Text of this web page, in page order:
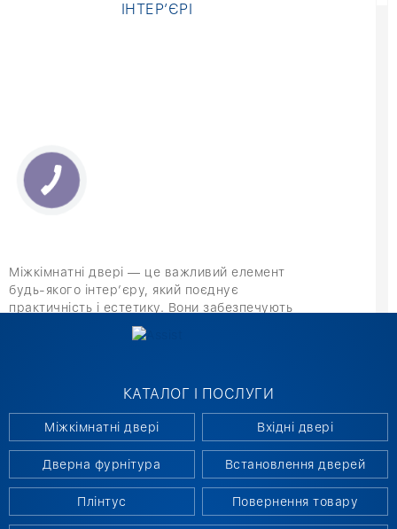
ІНТЕР’ЄРІ
Міжкімнатні двері — це важливий елемент
будь-якого інтер’єру, який поєднує
практичність і естетику. Вони забезпечують
комфорт, зонують простір і підкреслюють
індивідуальний стиль приміщення. Сучасні
дозволяє підібрати ідеальний варіант для
будь-якого будинку чи офісу. Правильно
обрана конструкція допомагає створити
затишок, зберегти тепло й зробити оселю
максимально комфортною.
МІЖКІМНАТНІ ДВЕРІ: РІЗНОВИДИ
КАТАЛОГ І ПОСЛУГИ
Міжкімнатні двері Вхідні двері
Дверна фурнітура Встановлення дверей
Плінтус Повернення товару